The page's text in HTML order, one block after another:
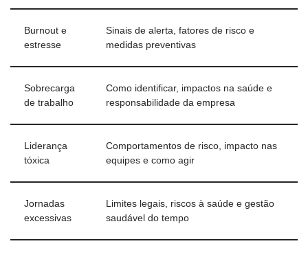
Burnout e
estresse
Sinais de alerta, fatores de risco e
medidas preventivas
Sobrecarga
de trabalho
Como identificar, impactos na saúde e
responsabilidade da empresa
Liderança
tóxica
Comportamentos de risco, impacto nas
equipes e como agir
Jornadas
excessivas
Limites legais, riscos à saúde e gestão
saudável do tempo